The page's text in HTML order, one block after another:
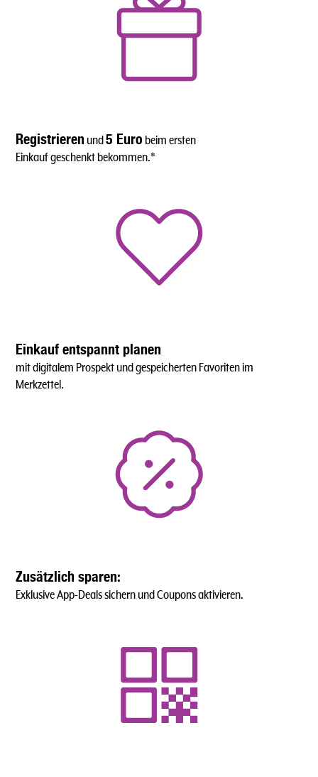
Registrieren und5 Euro beim ersten
Einkauf geschenkt bekommen.*
Einkauf entspannt planen
mit digitalem Prospekt und gespeicherten Favoriten im
Merkzettel.
Zusätzlich sparen:
Exklusive App-Deals sichern und Coupons aktivieren.